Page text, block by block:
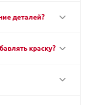
деталей?
краску?